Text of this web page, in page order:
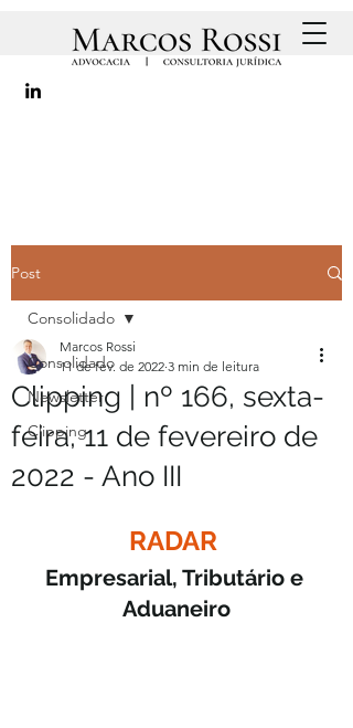
Post
Consolidado
Newsletter
Clipping
Consolidado
Clipping | nº 166, sexta-
feira, 11 de fevereiro de
2022 - Ano III
Marcos Rossi
11 de fev. de 2022 3 min de leitura
RADAR
Empresarial, Tributário e
Aduaneiro